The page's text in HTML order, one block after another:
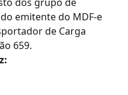
emitente do MDF-e
de Carga
659.